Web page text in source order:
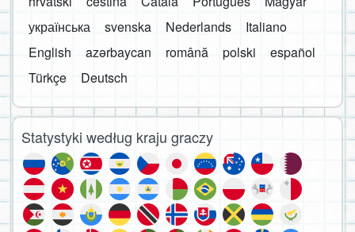
українська
svenska Nederlands
Italiano
English
azərbaycan română polski
español
Türkçe
Deutsch
Statystyki według kraju graczy